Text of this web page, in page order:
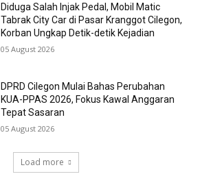
Diduga Salah Injak Pedal, Mobil Matic
Tabrak City Car di Pasar Kranggot Cilegon,
Korban Ungkap Detik-detik Kejadian
05 August 2026
DPRD Cilegon Mulai Bahas Perubahan
KUA-PPAS 2026, Fokus Kawal Anggaran
Tepat Sasaran
05 August 2026
Load more